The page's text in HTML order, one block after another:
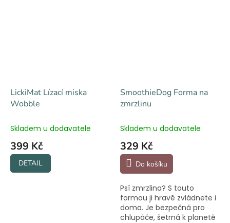
LickiMat Lízací miska
Wobble
Skladem u dodavatele
399 Kč
DETAIL
SmoothieDog Forma na
zmrzlinu
Skladem u dodavatele
329 Kč
Do košíku
Psí zmrzlina? S touto
formou ji hravě zvládnete i
doma. Je bezpečná pro
chlupáče, šetrná k planetě